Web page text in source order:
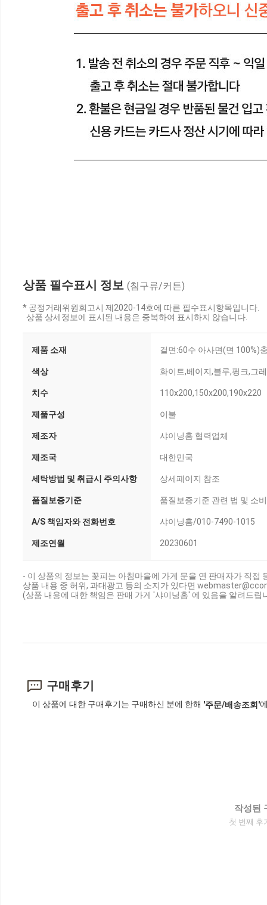
상품 필수표시 정보 (침구류/커튼)
* 공정거래위원회고시 제2020-14호에 따른 필수표시항목입니다.
상품 상세정보에 표시된 내용은 중복하여 표시하지 않습니다.
제품 소재 겉면:60수 아사면(면 100%)
색상 화이트,베이지,블루,핑크,그
치수 110x200,150x200,190x220
제품구성 이불
제조자 샤이닝홈 협력업체
제조국 대한민국
세탁방법 및 취급시 주의사항 상세페이지 참조
품질보증기준 품질보증기준 관련 법 및 소
A/S 책임자와 전화번호 샤이닝홈/010-7490-1015
제조연월 20230601
- 이 상품의 정보는 꽃피는 아침마을에 가게 문을 연 판매자가 직접
상품 내용 중 허위, 과대광고 등의 소지가 있다면
(상품 내용에 대한 책임은 판매 가게 '샤이닝홈' 에 있음을 알려드립
구매후기
이 상품에 대한 구매후기는 구매하신 분에 한해 '주문/배송조회'
작성된
첫 번째 후